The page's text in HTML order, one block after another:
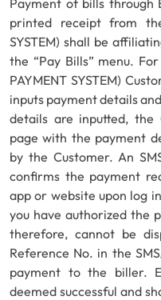
Payment of bills through
printed receipt from
SYSTEM) shall be
the “Pay Bills” menu.
PAYMENT SYSTEM)
inputs payment details
details are inputted, the
page with the payment
by the Customer. An
confirms the payment
app or website upon log
you have authorized the
therefore, cannot be
Reference No. in the
payment to the biller.
deemed successful and